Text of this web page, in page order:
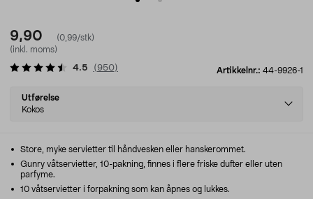
9,90
(0,99/stk)
(inkl. moms)
Artikkelnr.: 44-9926-1
4.5 (950)
Select
variant
Utførelse
Kokos
Store, myke servietter til håndvesken eller hanskerommet.
Gunry våtservietter, 10-pakning, finnes i flere friske dufter eller uten
parfyme.
10 våtservietter i forpakning som kan åpnes og lukkes.